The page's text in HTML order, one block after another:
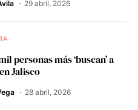
29 abril, 2026
personas más ‘buscan’ a
Jalisco
28 abril, 2026